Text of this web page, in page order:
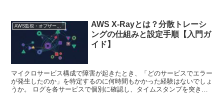
AWS監視・オブザーバビリティ
AWS X-Rayとは？分散トレーシ
ングの仕組みと設定手順【入門ガ
イド】
マイクロサービス構成で障害が起きたとき、「どのサービスでエラー
が発生したのか」を特定するのに何時間もかかった経験はないでしょ
うか。 ログを各サービスで個別に確認し、タイムスタンプを突き合